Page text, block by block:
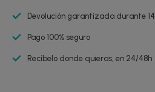
Devolución garantizada durante
Pago 100% seguro
Recíbelo donde quieras, en 24/48h